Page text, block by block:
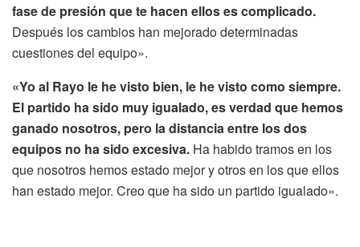
fase de presión que te hacen ellos es complicado.
Después los cambios han mejorado determinadas
cuestiones del equipo».
«Yo al Rayo le he visto bien, le he visto como siempre.
El partido ha sido muy igualado, es verdad que hemos
ganado nosotros, pero la distancia entre los dos
equipos no ha sido excesiva. Ha habido tramos en los
que nosotros hemos estado mejor y otros en los que ellos
han estado mejor. Creo que ha sido un partido igualado».